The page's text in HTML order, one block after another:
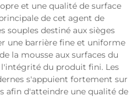
et une qualité de surface
de cet agent de
souples destiné aux sièges
une barrière fine et uniforme
la mousse aux surfaces du
du produit fini. Les
s'appuient fortement sur
afin d'atteindre une qualité de